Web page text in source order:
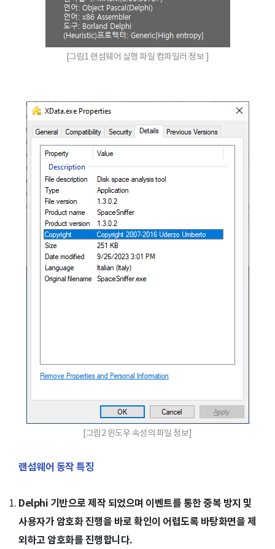
[그림1 랜섬웨어 실행 파일 컴파일러 정보 ]
[그림2 윈도우 속성의 파일 정보]
랜섬웨어 동작 특징
Delphi 기반으로 제작 되었으며 이벤트를 통한 중복 방지 및
사용자가 암호화 진행을 바로 확인이 어렵도록 바탕화면을 제
외하고 암호화를 진행합니다.